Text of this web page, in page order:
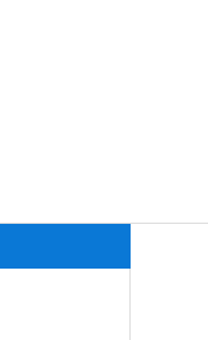
扫码